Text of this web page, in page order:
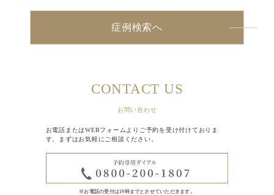
症例検索へ
CONTACT US
お問い合わせ
お電話またはWEBフォームよりご予約を受け付けておりま
す。まずはお気軽にご相談ください。
※お電話の受付は19時までとさせていただきます。